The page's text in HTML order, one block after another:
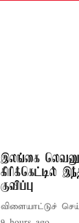
இலங்கை
கிரிக்கெட்டில்
குவிப்பு
விளையாட்டுச்